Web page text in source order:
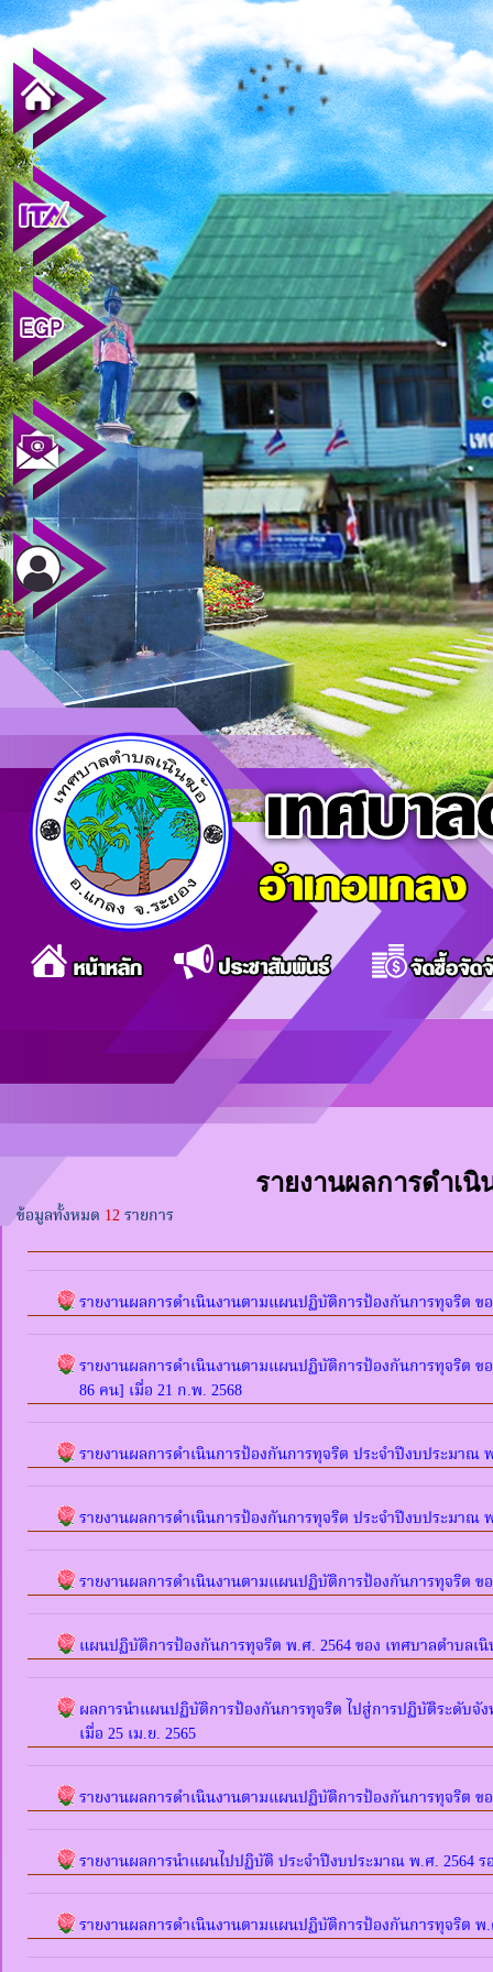
รายงานผลการดำเ
ข้อมูลทั้งหมด 12รายการ
รายงานผลการดำเนินงานตามแผนปฏิบัติการป้องกันการทุจริต
รายงานผลการดำเนินงานตามแผนปฏิบัติการป้องกันการทุจริต
86 คน] เมื่อ 21 ก.พ. 2568
รายงานผลการดำเนินการป้องกันการทุจริต ประจำปีงบประมาณ
รายงานผลการดำเนินการป้องกันการทุจริต ประจำปีงบประมาณ
รายงานผลการดำเนินงานตามแผนปฏิบัติการป้องกันการทุจริต ข
แผนปฏิบัติการป้องกันการทุจริต พ.ศ. 2564 ของ เทศบาลตำบลเ
ผลการนำแผนปฏิบัติการป้องกันการทุจริต ไปสู่การปฏิบัติระดับจั
เมื่อ 25 เม.ย. 2565
รายงานผลการดำเนินงานตามแผนปฏิบัติการป้องกันการทุจริต ข
รายงานผลการนำแผนไปปฏิบัติ ประจำปีงบประมาณ พ.ศ. 2564 ร
รายงานผลการดำเนินงานตามแผนปฏิบัติการป้องกันการทุจริต พ